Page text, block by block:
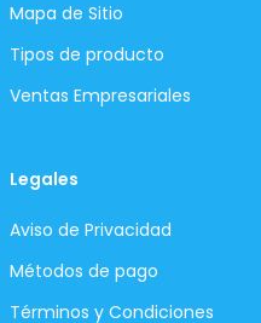
Mapa de Sitio
Tipos de producto
Ventas Empresariales
Legales
Aviso de Privacidad
Métodos de pago
Términos y Condiciones